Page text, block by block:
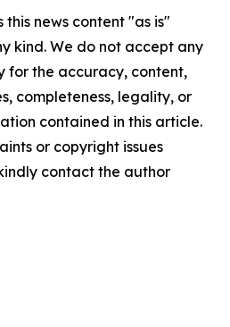
this news content "as is"
kind. We do not accept any
for the accuracy, content,
completeness, legality, or
contained in this article.
or copyright issues
contact the author